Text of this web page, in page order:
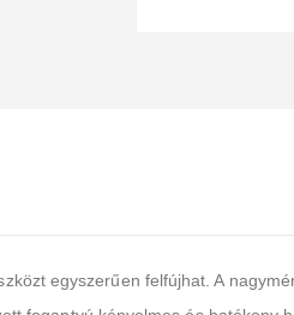
egyszerűen felfújhat. A